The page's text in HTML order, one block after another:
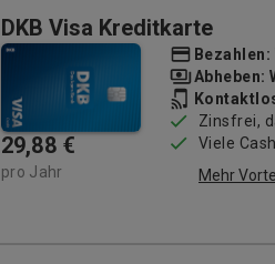
DKB Visa Kreditkarte
29,88€
pro Jahr
Abheben:
Zinsfrei,
Viele
Mehr